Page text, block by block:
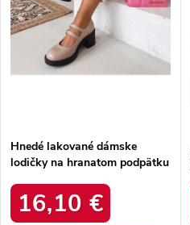
d
u
t
d
Hnedé lakované dámske
lodičky na hranatom podpätku
16,10 €